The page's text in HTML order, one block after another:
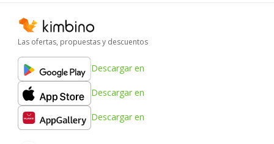
Las ofertas, propuestas y descuentos
Descargar en
Descargar en
Descargar en